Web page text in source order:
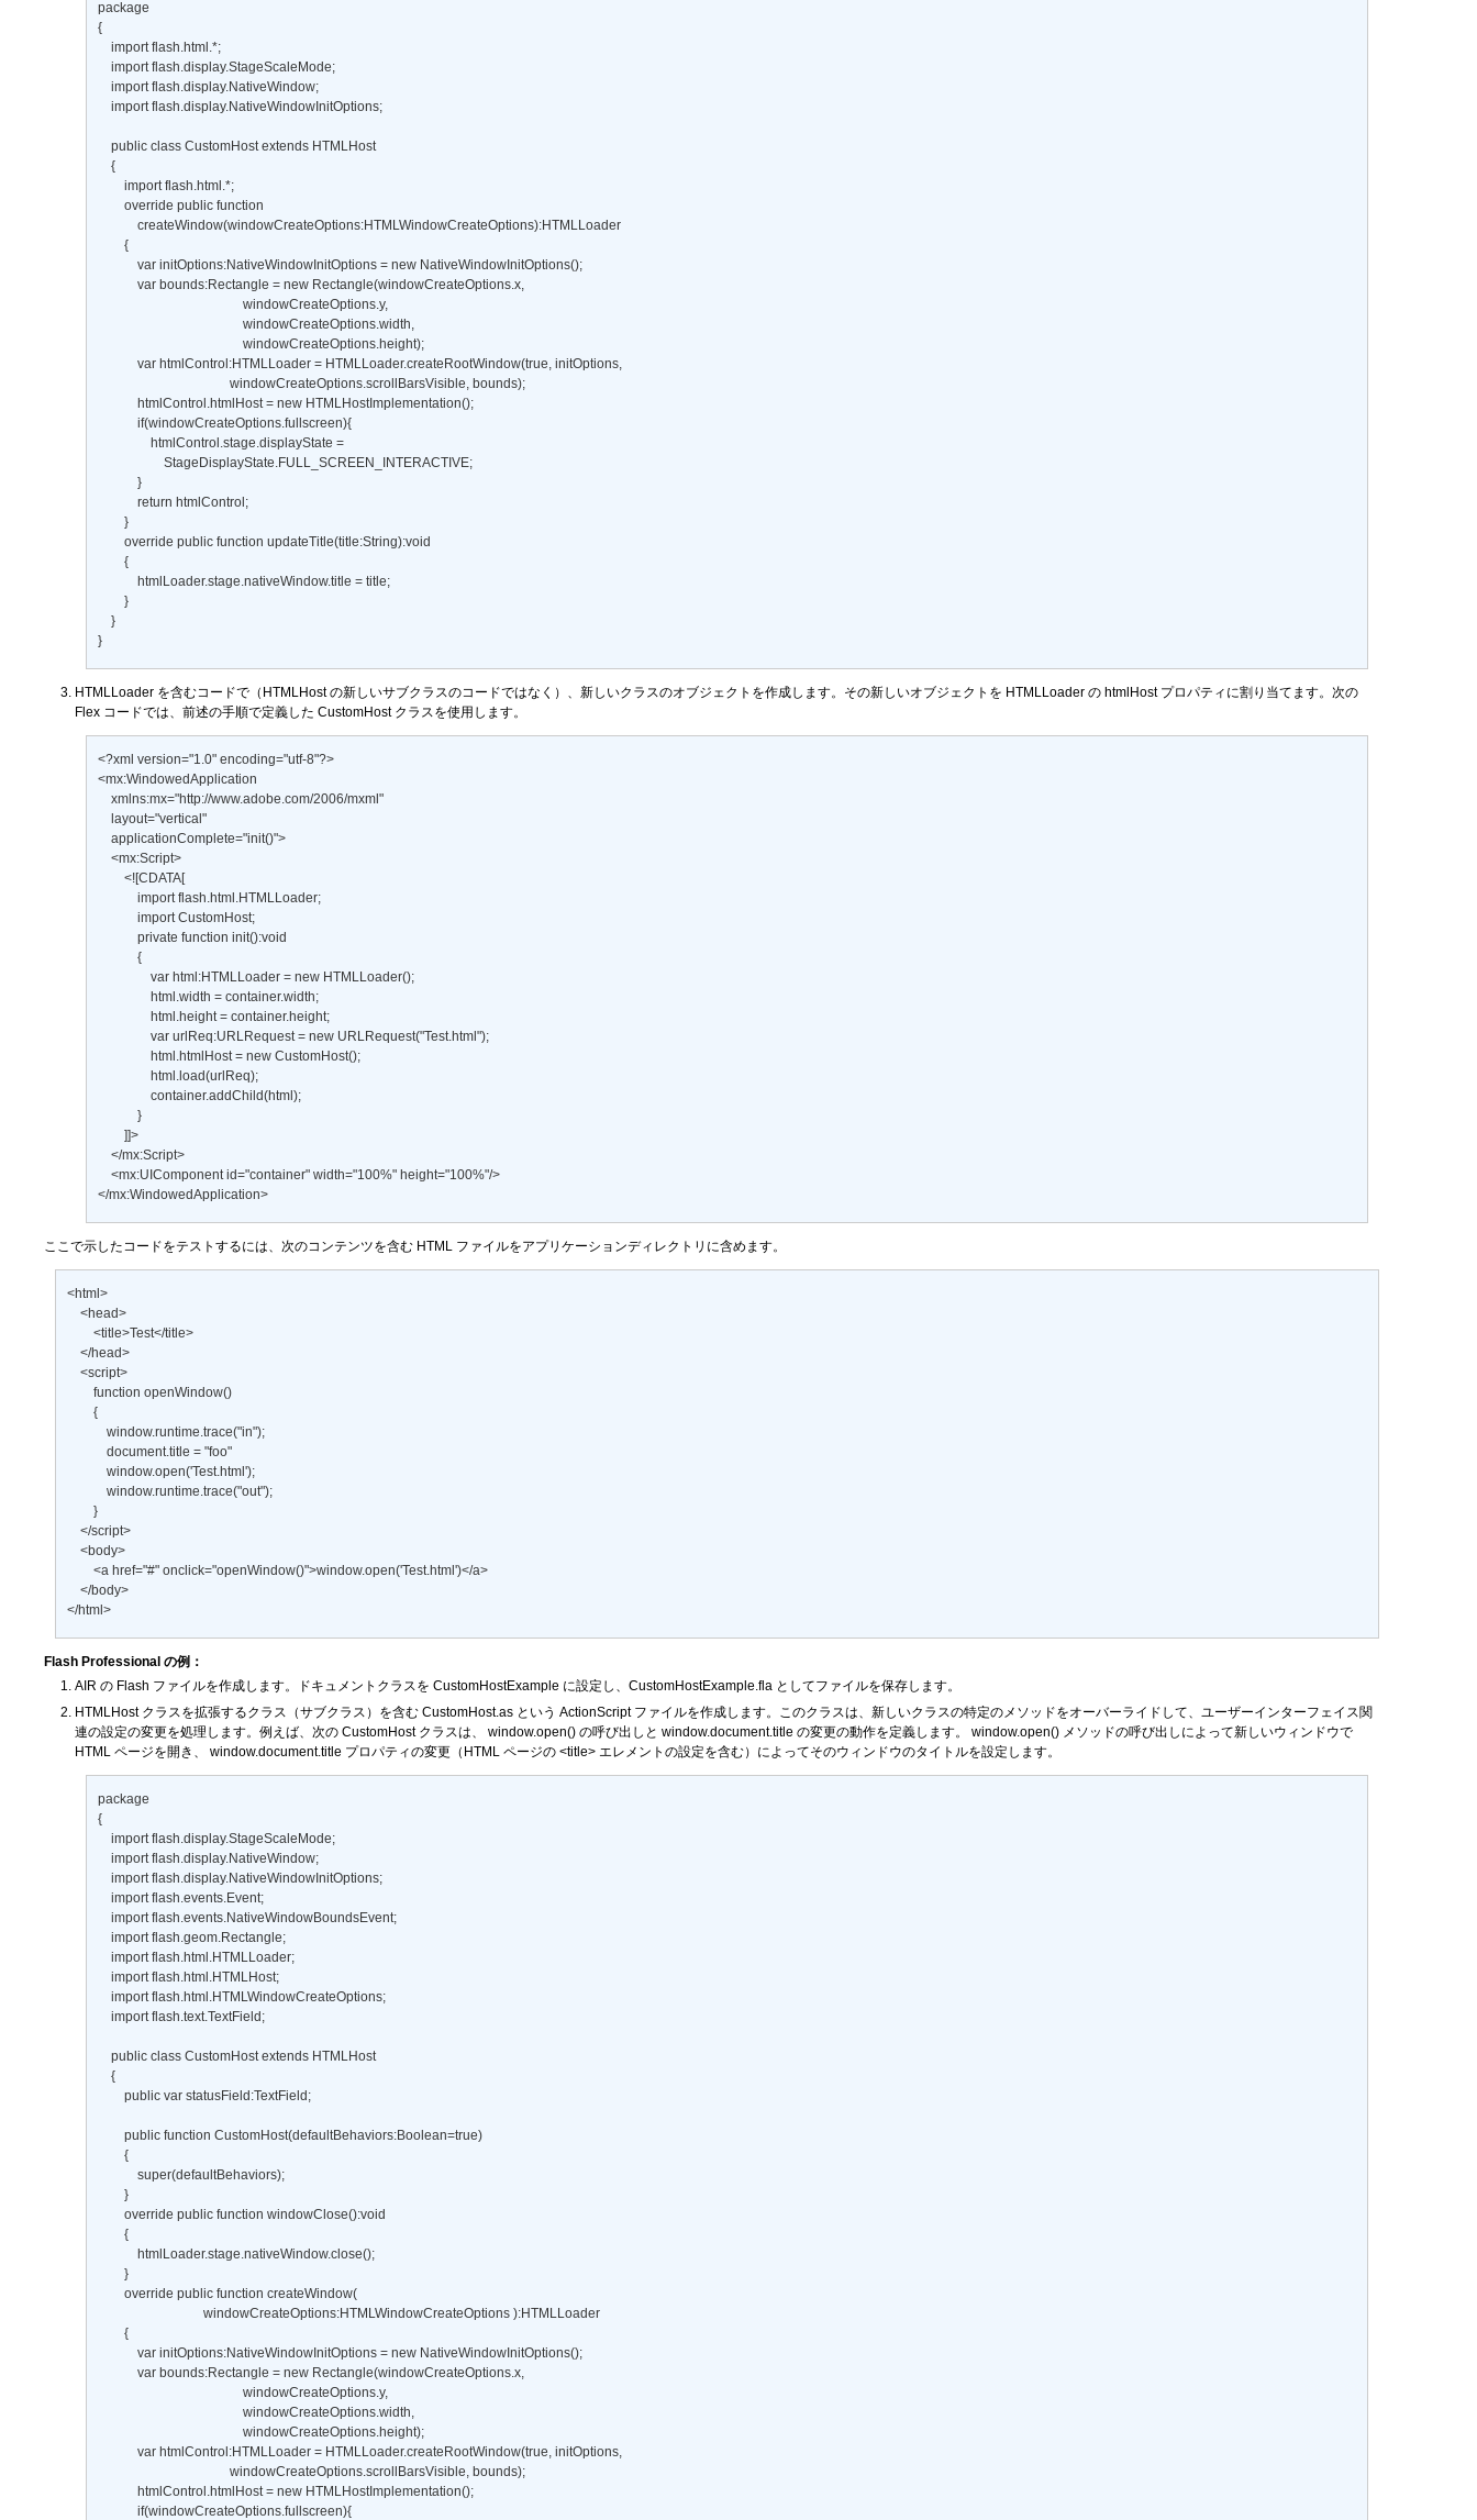
package
{
    import flash.html.*;
    import flash.display.StageScaleMode;
    import flash.display.NativeWindow;
    import flash.display.NativeWindowInitOptions;
    public class CustomHost extends HTMLHost
    {
        import flash.html.*;
        override public function
            createWindow(windowCreateOptions:HTMLWindowCreateOptions):HTMLLoader
        {
            var initOptions:NativeWindowInitOptions = new NativeWindowInitOptions();
            var bounds:Rectangle = new Rectangle(windowCreateOptions.x,
                                            windowCreateOptions.y,
                                            windowCreateOptions.width,
                                            windowCreateOptions.height);
            var htmlControl:HTMLLoader = HTMLLoader.createRootWindow(true, initOptions,
                                        windowCreateOptions.scrollBarsVisible, bounds);
            htmlControl.htmlHost = new HTMLHostImplementation();
            if(windowCreateOptions.fullscreen){
                htmlControl.stage.displayState =
                    StageDisplayState.FULL_SCREEN_INTERACTIVE;
            }
            return htmlControl;
        }
        override public function updateTitle(title:String):void
        {
            htmlLoader.stage.nativeWindow.title = title;
        }
    }
}
HTMLLoader を含むコードで（HTMLHost の新しいサブクラスのコードではなく）、新しいクラスのオブジェクトを作成します。その新しいオブジェクトを HTMLLoader の htmlHost プロパティに割り当てます。次の
Flex コードでは、前述の手順で定義した CustomHost クラスを使用します。
<?xml version="1.0" encoding="utf-8"?>
<mx:WindowedApplication
    xmlns:mx="http://www.adobe.com/2006/mxml"
    layout="vertical"
    applicationComplete="init()">
    <mx:Script>
        <![CDATA[
            import flash.html.HTMLLoader;
            import CustomHost;
            private function init():void
            {
                var html:HTMLLoader = new HTMLLoader();
                html.width = container.width;
                html.height = container.height;
                var urlReq:URLRequest = new URLRequest("Test.html");
                html.htmlHost = new CustomHost();
                html.load(urlReq);
                container.addChild(html);
            }
        ]]>
    </mx:Script>
    <mx:UIComponent id="container" width="100%" height="100%"/>
</mx:WindowedApplication>
ここで示したコードをテストするには、次のコンテンツを含む HTML ファイルをアプリケーションディレクトリに含めます。
<html>
    <head>
        <title>Test</title>
    </head>
    <script>
        function openWindow()
        {
            window.runtime.trace("in");
            document.title = "foo"
            window.open('Test.html');
            window.runtime.trace("out");
        }
    </script>
    <body>
        <a href="#" onclick="openWindow()">window.open('Test.html')</a>
    </body>
</html>
Flash Professional の例：
AIR の Flash ファイルを作成します。ドキュメントクラスを CustomHostExample に設定し、CustomHostExample.fla としてファイルを保存します。
HTMLHost クラスを拡張するクラス（サブクラス）を含む CustomHost.as という ActionScript ファイルを作成します。このクラスは、新しいクラスの特定のメソッドをオーバーライドして、ユーザーインターフェイス関
連の設定の変更を処理します。例えば、次の CustomHost クラスは、 window.open() の呼び出しと window.document.title の変更の動作を定義します。 window.open() メソッドの呼び出しによって新しいウィンドウで
HTML ページを開き、 window.document.title プロパティの変更（HTML ページの <title> エレメントの設定を含む）によってそのウィンドウのタイトルを設定します。
package
{
    import flash.display.StageScaleMode;
    import flash.display.NativeWindow;
    import flash.display.NativeWindowInitOptions;
    import flash.events.Event;
    import flash.events.NativeWindowBoundsEvent;
    import flash.geom.Rectangle;
    import flash.html.HTMLLoader;
    import flash.html.HTMLHost;
    import flash.html.HTMLWindowCreateOptions;
    import flash.text.TextField;
    public class CustomHost extends HTMLHost
    {
        public var statusField:TextField;
        public function CustomHost(defaultBehaviors:Boolean=true)
        {
            super(defaultBehaviors);
        }
        override public function windowClose():void
        {
            htmlLoader.stage.nativeWindow.close();
        }
        override public function createWindow(
                                windowCreateOptions:HTMLWindowCreateOptions ):HTMLLoader
        {
            var initOptions:NativeWindowInitOptions = new NativeWindowInitOptions();
            var bounds:Rectangle = new Rectangle(windowCreateOptions.x,
                                            windowCreateOptions.y,
                                            windowCreateOptions.width,
                                            windowCreateOptions.height);
            var htmlControl:HTMLLoader = HTMLLoader.createRootWindow(true, initOptions,
                                        windowCreateOptions.scrollBarsVisible, bounds);
            htmlControl.htmlHost = new HTMLHostImplementation();
            if(windowCreateOptions.fullscreen){